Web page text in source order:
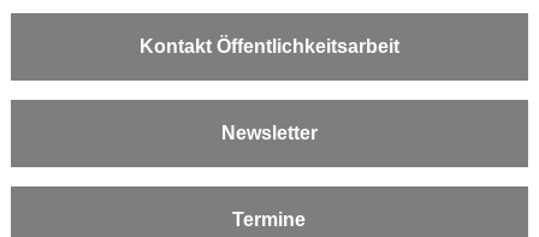
Kontakt Öffentlichkeitsarbeit
Newsletter
Termine